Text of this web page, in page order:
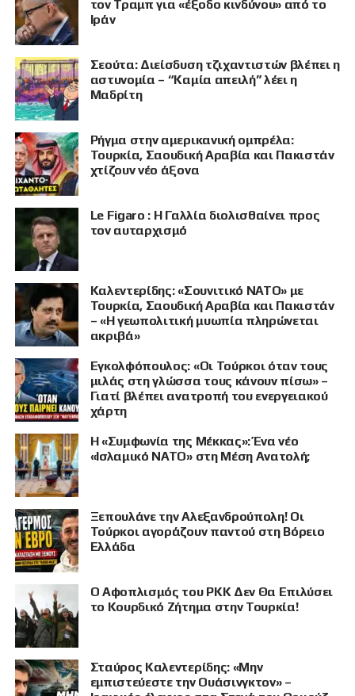
ΠΡΟΒΟΛΗ
τον Τραμπ για «έξοδο κινδύνου» από το
Ιράν
Σεούτα: Διείσδυση τζιχαντιστών βλέπει η
αστυνομία – “Καμία απειλή” λέει η
Μαδρίτη
Ρήγμα στην αμερικανική ομπρέλα:
Τουρκία, Σαουδική Αραβία και Πακιστάν
χτίζουν νέο άξονα
Le Figaro : Η Γαλλία διολισθαίνει προς
τον αυταρχισμό
Καλεντερίδης: «Σουνιτικό ΝΑΤΟ» με
Τουρκία, Σαουδική Αραβία και Πακιστάν
– «Η γεωπολιτική μυωπία πληρώνεται
ακριβά»
Εγκολφόπουλος: «Οι Τούρκοι όταν τους
μιλάς στη γλώσσα τους κάνουν πίσω» –
Γιατί βλέπει ανατροπή του ενεργειακού
χάρτη
Η «Συμφωνία της Μέκκας»: Ένα νέο
«Ισλαμικό ΝΑΤΟ» στη Μέση Ανατολή;
Ξεπουλάνε την Αλεξανδρούπολη! Οι
Τούρκοι αγοράζουν παντού στη Βόρειο
Ελλάδα
Ο Αφοπλισμός του PKK Δεν Θα Επιλύσει
το Κουρδικό Ζήτημα στην Τουρκία!
Σταύρος Καλεντερίδης: «Μην
εμπιστεύεστε την Ουάσινγκτον» –